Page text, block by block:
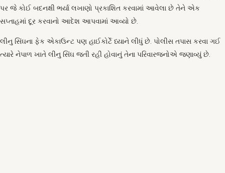
પર જે કોઈ બદનક્ષી ભર્યા લખાણો પ્રકાશિત કરવામાં આવેલા છે તેને એક
સપ્તાહમાં દૂર કરવાનો આદેશ આપવામાં આવ્યો છે.
લીનુ સિંઘના ફેક એકાઉન્ટ પણ હાઈકોર્ટે ધ્યાને લીધું છે. પોલીસ તપાસ કરવા ગઈ
ત્યારે નેપાળ ખાતે લીનુ સિંઘ જતી રહી હોવાનું તેના પરિવારજનોએ જણાવ્યું છે.